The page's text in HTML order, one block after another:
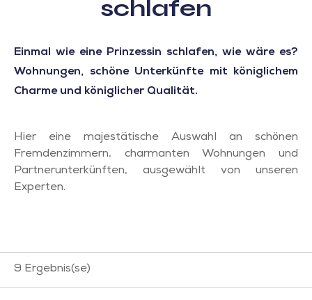
schlafen
Einmal wie eine Prinzessin schlafen, wie wäre es?
Wohnungen, schöne Unterkünfte mit königlichem
Charme und königlicher Qualität.
Hier eine majestätische Auswahl an schönen
Fremdenzimmern, charmanten Wohnungen und
Partnerunterkünften, ausgewählt von unseren
Experten.
9 Ergebnis(se)